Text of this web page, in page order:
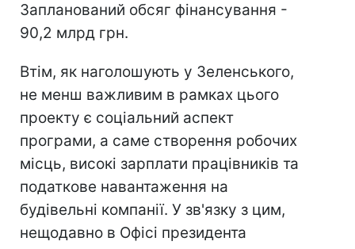
Запланований обсяг фінансування -
90,2 млрд грн.
Втім, як наголошують у Зеленського,
не менш важливим в рамках цього
проекту є соціальний аспект
програми, а саме створення робочих
місць, високі зарплати працівників та
податкове навантаження на
будівельні компанії. У зв'язку з цим,
нещодавно в Офісі президента